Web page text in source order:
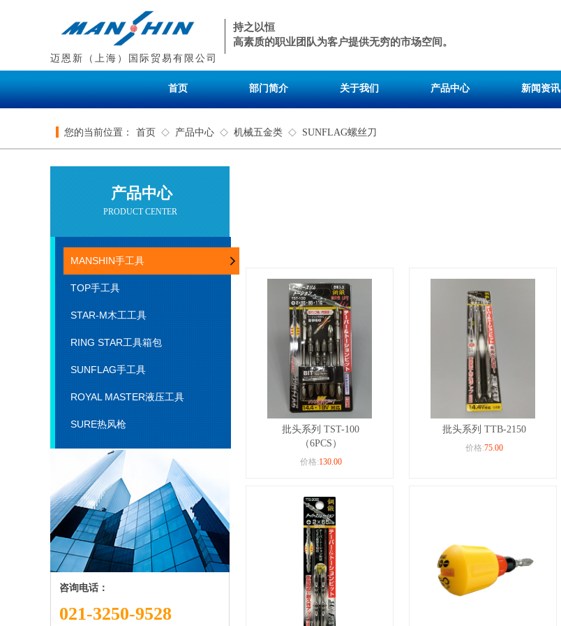
持之以恒
高素质的职业团队为客户提供无穷的市场空间。
迈恩新（上海）国际贸易有限公司
首页 部门简介 关于我们 产品中心 新闻资讯
您的当前位置： 首页 ◇ 产品中心 ◇ 机械五金类 ◇ SUNFLAG螺丝刀
产品中心
PRODUCT CENTER
MANSHIN手工具
TOP手工具
STAR-M木工工具
RING STAR工具箱包
SUNFLAG手工具
ROYAL MASTER液压工具
SURE热风枪
批头系列 TST-100
（6PCS）
价格:130.00
批头系列 TTB-2150
价格:75.00
咨询电话：
021-3250-9528